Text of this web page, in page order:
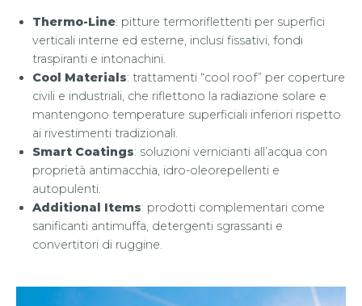
Thermo-Line: pitture termoriflettenti per superfici
verticali interne ed esterne, inclusi fissativi, fondi
traspiranti e intonachini.
Cool Materials: trattamenti “cool roof” per coperture
civili e industriali, che riflettono la radiazione solare e
mantengono temperature superficiali inferiori rispetto
ai rivestimenti tradizionali.
Smart Coatings: soluzioni vernicianti all’acqua con
proprietà antimacchia, idro-oleorepellenti e
autopulenti.
Additional Items: prodotti complementari come
sanificanti antimuffa, detergenti sgrassanti e
convertitori di ruggine.